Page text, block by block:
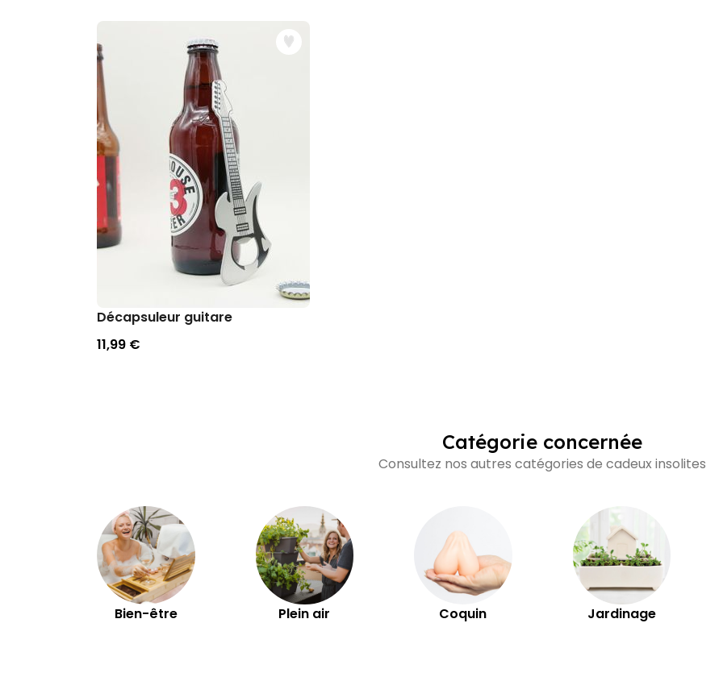
Décapsuleur guitare
11,99 €
Catégorie concernée
Consultez nos autres catégories de cadeux insolites
Bien-être Plein air Coquin Jardinage